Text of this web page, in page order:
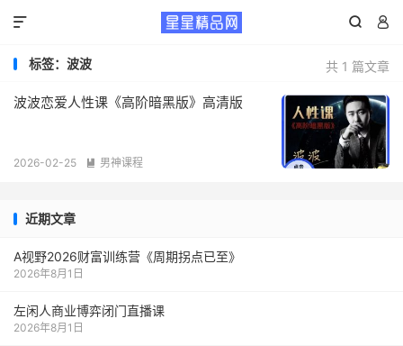
 

共 1 篇文章
标签：波波
波波恋爱人性课《高阶暗黑版》高清版
2026-02-25  男神课程
近期文章
A视野2026财富训练营《周期拐点已至》
2026年8月1日
左闲人商业博弈闭门直播课
2026年8月1日